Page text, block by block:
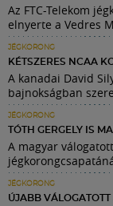
Az FTC-Telekom
elnyerte a Vedres
JÉGKORONG
KÉTSZERES NCAA
A kanadai David
bajnokságban
JÉGKORONG
TÓTH GERGELY IS
A magyar
JÉGKORONG
ÚJABB